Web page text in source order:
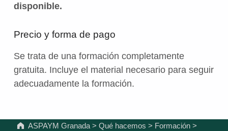
disponible.
Precio y forma de pago
Se trata de una formación completamente
gratuita. Incluye el material necesario para seguir
adecuadamente la formación.
ASPAYM Granada >Qué hacemos > Formación >